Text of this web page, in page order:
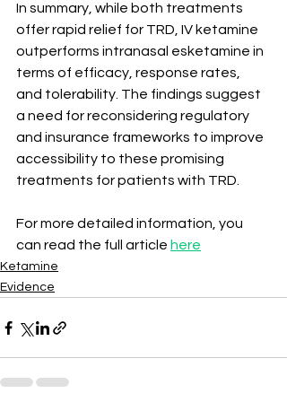
In summary, while both treatments
offer rapid relief for TRD, IV ketamine
outperforms intranasal esketamine in
terms of efficacy, response rates,
and tolerability. The findings suggest
a need for reconsidering regulatory
and insurance frameworks to improve
accessibility to these promising
treatments for patients with TRD.
For more detailed information, you
can read the full article here
Ketamine
Evidence